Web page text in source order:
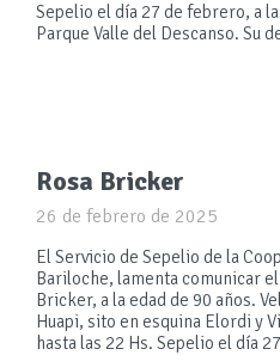
Sepelio el día 27 de febrero, a
Parque Valle del Descanso. Su
Rosa Bricker
26 de febrero de 2025
El Servicio de Sepelio de la
Bariloche, lamenta comunicar
Bricker, a la edad de 90 años.
Huapi, sito en esquina Elordi y
hasta las 22 Hs. Sepelio el día